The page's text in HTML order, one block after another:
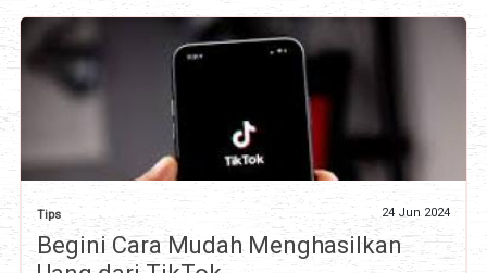
Tips 24 Jun 2024
Begini Cara Mudah Menghasilkan